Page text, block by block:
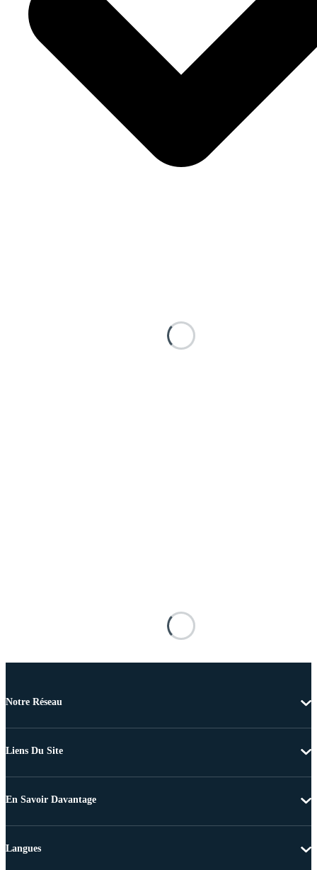
Notre Réseau
Liens Du Site
En Savoir Davantage
Langues